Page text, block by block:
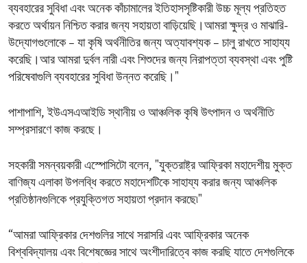
ব্যবহারের সুবিধা এবং অনেক কাঁচামালের ইতিহাসসৃষ্টিকারী উচ্চ মূল্য প্রতিহত
করতে অর্থায়ন নিশ্চিত করার জন্য সহায়তা বাড়িয়েছি।আমরা ক্ষুদ্র ও মাঝারি-
উদ্যোগগুলোকে – যা কৃষি অর্থনীতির জন্য অত্যাবশ্যক – চালু রাখতে সাহায্য
করেছি।আর আমরা দুর্বল নারী এবং শিশুদের জন্য নিরাপত্তা ব্যবস্থা এবং পুষ্টি
পরিষেবাগুলি ব্যবহারের সুবিধা উন্নত করেছি।"
পাশাপাশি, ইউএসএআইডি স্থানীয় ও আঞ্চলিক কৃষি উৎপাদন ও অর্থনীতি
সম্প্রসারণে কাজ করছে।
সহকারী সমন্বয়কারী এস্পোসিটো বলেন, "যুক্তরাষ্ট্র আফ্রিকা মহাদেশীয় মুক্ত
বাণিজ্য এলাকা উপলব্ধি করতে মহাদেশটিকে সাহায্য করার জন্য আঞ্চলিক
প্রতিষ্ঠানগুলিকে প্রযুক্তিগত সহায়তা প্রদান করছে৷"
“আমরা আফ্রিকার দেশগুলির সাথে সরাসরি এবং আফ্রিকার অনেক
বিশ্ববিদ্যালয় এবং বিশেষজ্ঞের সাথে অংশীদারিত্বে কাজ করছি যাতে দেশগুলিকে